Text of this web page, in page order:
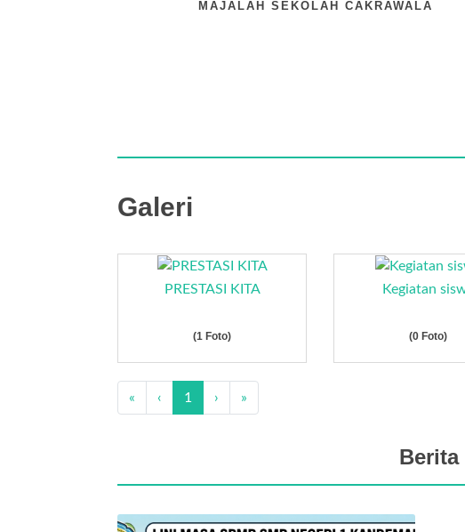
MAJALAH SEKOLAH CAKRAWALA
Galeri
PRESTASI KITA
(1 Foto)
Kegiatan
(0 Foto)
« ‹ 1 › »
Berita